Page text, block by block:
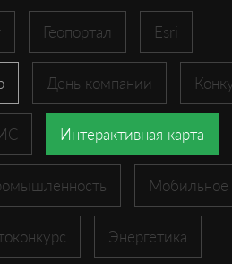
Геопортал Esri
День компании
Интерактивная карта
Энергетика